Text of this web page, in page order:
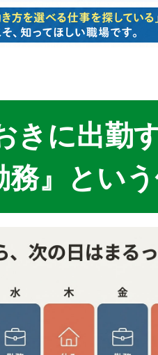
きに出勤
務』とい